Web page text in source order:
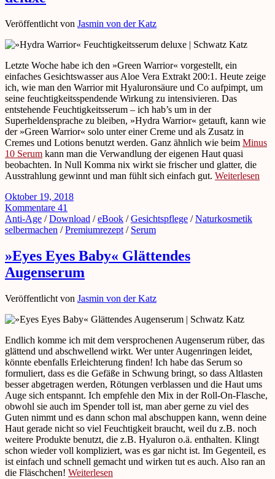
Veröffentlicht von Jasmin von der Katz
Letzte Woche habe ich den »Green Warrior« vorgestellt, ein
einfaches Gesichtswasser aus Aloe Vera Extrakt 200:1. Heute zeige
ich, wie man den Warrior mit Hyaluronsäure und Co aufpimpt, um
seine feuchtigkeitsspendende Wirkung zu intensivieren. Das
entstehende Feuchtigkeitsserum – ich hab’s um in der
Superheldensprache zu bleiben, »Hydra Warrior« getauft, kann wie
der »Green Warrior« solo unter einer Creme und als Zusatz in
Cremes und Lotions benutzt werden. Ganz ähnlich wie beim Minus
10 Serum kann man die Verwandlung der eigenen Haut quasi
beobachten. In Null Komma nix wirkt sie frischer und glatter, die
Ausstrahlung gewinnt und man fühlt sich einfach gut. Weiterlesen
Oktober 19, 2018
Kommentare 41
Anti-Age /Download /eBook /Gesichtspflege /Naturkosmetik
selbermachen /Premiumrezept / Serum
»Eyes Eyes Baby« Glättendes
Augenserum
Veröffentlicht von Jasmin von der Katz
Endlich komme ich mit dem versprochenen Augenserum rüber, das
glättend und abschwellend wirkt. Wer unter Augenringen leidet,
könnte ebenfalls Erleichterung finden! Ich habe das Serum so
formuliert, dass es die Gefäße in Schwung bringt, so dass Altlasten
besser abgetragen werden, Rötungen verblassen und die Haut ums
Auge sich entspannt. Ich empfehle den Mix in der Roll-On-Flasche,
obwohl sie auch im Spender toll ist, man aber gerne zu viel des
Guten nimmt und es dann schon mal abschuppen kann, wenn deine
Haut gerade nicht so viel Feuchtigkeit braucht, weil du z.B. noch
weitere Produkte benutzt, die z.B. Hyaluron o.ä. enthalten. Klingt
schon wieder voll kompliziert, was es gar nicht ist. Im Gegenteil, es
ist einfach und schnell gemacht und wirken tut es auch. Also ran an
die Fläschchen! Weiterlesen